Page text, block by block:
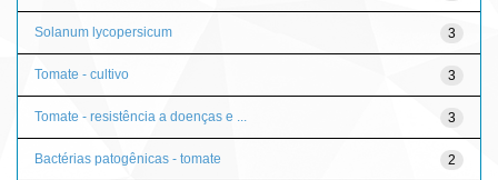
3
Solanum lycopersicum
3
Tomate - cultivo
3
Tomate - resistência a doenças e ...
2
Bactérias patogênicas - tomate